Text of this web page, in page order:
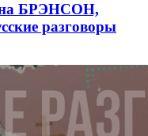
БРЭНСОН,
разговоры